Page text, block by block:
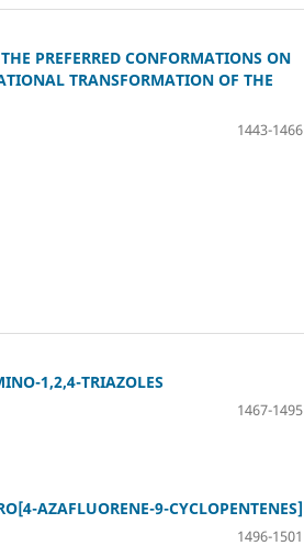
PREFERRED CONFORMATIONS ON
TRANSFORMATION OF THE
1443-1466
1,2,4-TRIAZOLES
1467-1495
AZAFLUORENE-9-CYCLOPENTENES]
1496-1501